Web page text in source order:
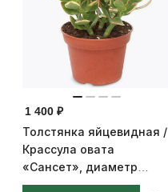
1 400 ₽
Толстянка яйцевидная /
Крассула овата
«Сансет», диаметр
горшка 12 см, высота 20